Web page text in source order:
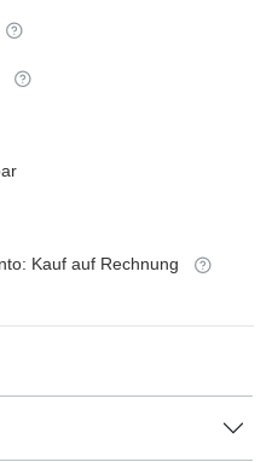
Kauf auf Rechnung